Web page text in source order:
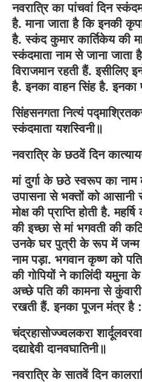
नवरात्रि का पांचवां दिन
है. माना जाता है कि इनकी
है. स्कंद कुमार कार्तिकेय की
स्कंदमाता नाम से जाना
विराजमान रहती हैं. इसीलिए
है. इनका वाहन सिंह है.
सिंहसनगता नित्यं
स्कंदमाता यशस्विनी॥
नवरात्रि के छठवें दिन
मां दुर्गा के छठे स्वरूप का नाम
उपासना से भक्तों को
मोक्ष की प्राप्ति होती है.
की इच्छा से मां भगवती की
उनके घर पुत्री के रूप में जन्म
नाम पड़ा. भगवान कृष्ण को
की गोपियों ने कालिंदी यमुना
अच्छे पति की कामना से
रखती हैं. इनका पूजन मंत्र है :
चंद्रहासोज्ज्वलकरा
दद्याद्देवी दानवघातिनी॥
नवरात्रि के सातवें दिन